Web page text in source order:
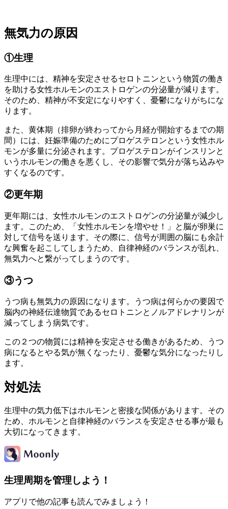
無気力の原因
①生理
生理中には、精神を安定させるセロトニンという物質の働き
を助ける女性ホルモンのエストロゲンの分泌量が減ります。
そのため、精神が不安定になりやすく、憂鬱になりがちにな
ります。
また、黄体期（排卵が終わってから月経が開始するまでの期
間）には、妊娠準備のためにプロゲステロンという女性ホル
モンが多量に分泌されます。プロゲステロンがインスリンと
いうホルモンの働きを悪くし、その影響で気分が落ち込みや
すくなるのです。
②更年期
更年期には、女性ホルモンのエストロゲンの分泌量が減少し
ます。このため、「女性ホルモンを増やせ！」と脳が卵巣に
対して信号を送ります。その際に、信号が周囲の脳にも余計
な興奮を起こしてしまうため、自律神経のバランスが乱れ、
無気力へと繋がってしまうのです。
③うつ
うつ病も無気力の原因になります。うつ病は何らかの要因で
脳内の神経伝達物質であるセロトニンとノルアドレナリンが
減ってしまう病気です。
この２つの物質には精神を安定させる働きがあるため、うつ
病になるとやる気が無くなったり、憂鬱な気分になったりし
ます。
対処法
生理中の気力低下はホルモンと密接な関係があります。その
ため、ホルモンと自律神経のバランスを安定させる事が最も
大切になってきます。
生理周期を管理しよう！
アプリで他の記事も読んでみましょう！